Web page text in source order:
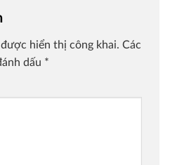
được hiển thị công khai. Các
dấu *